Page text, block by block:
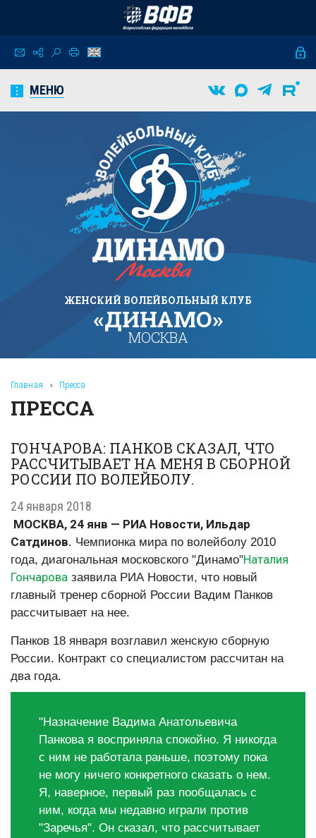
МЕНЮ
ЖЕНСКИЙ ВОЛЕЙБОЛЬНЫЙ КЛУБ
«ДИНАМО»
МОСКВА
Главная » Пресса
ПРЕССА
ГОНЧАРОВА: ПАНКОВ СКАЗАЛ, ЧТО
РАССЧИТЫВАЕТ НА МЕНЯ В СБОРНОЙ
РОССИИ ПО ВОЛЕЙБОЛУ.
24 января 2018
МОСКВА, 24 янв — РИА Новости, Ильдар
Сатдинов. Чемпионка мира по волейболу 2010
года, диагональная московского "Динамо"Наталия
Гончарова заявила РИА Новости, что новый
главный тренер сборной России Вадим Панков
рассчитывает на нее.
Панков 18 января возглавил женскую сборную
России. Контракт со специалистом рассчитан на
два года.
"Назначение Вадима Анатольевича
Панкова я восприняла спокойно. Я никогда
с ним не работала раньше, поэтому пока
не могу ничего конкретного сказать о нем.
Я, наверное, первый раз пообщалась с
ним, когда мы недавно играли против
"Заречья". Он сказал, что рассчитывает